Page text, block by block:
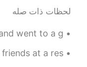
لحظات ذات صله
sushi got dinner, and went to a g...
ate yakitori and sushi with my friends at a res...